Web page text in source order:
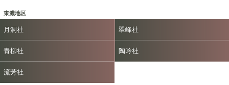
東濃地区
月洞社 翠峰社
青柳社 陶吟社
流芳社